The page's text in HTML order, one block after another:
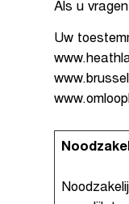
Als u
Uw